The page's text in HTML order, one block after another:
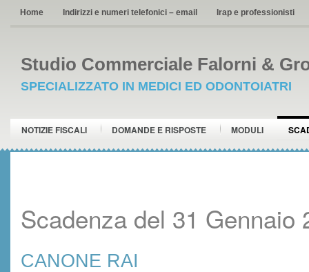
Home Indirizzi e numeri telefonici – email Irap e professionisti
Studio Commerciale Falorni &
SPECIALIZZATO IN MEDICI ED ODONTOIATRI
NOTIZIE FISCALI DOMANDE E RISPOSTE MODULI
Scadenza del 31 Gennaio
CANONE RAI